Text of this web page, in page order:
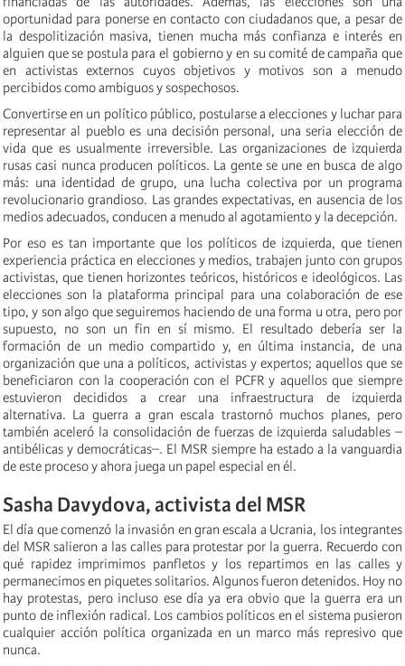
oportunidad para ponerse en contacto con ciudadanos que, a pesar de
la despolitización masiva, tienen mucha más confianza e interés en
alguien que se postula para el gobierno y en su comité de campaña que
en activistas externos cuyos objetivos y motivos son a menudo
percibidos como ambiguos y sospechosos.
Convertirse en un político público, postularse a elecciones y luchar para
representar al pueblo es una decisión personal, una seria elección de
vida que es usualmente irreversible. Las organizaciones de izquierda
rusas casi nunca producen políticos. La gente se une en busca de algo
más: una identidad de grupo, una lucha colectiva por un programa
revolucionario grandioso. Las grandes expectativas, en ausencia de los
medios adecuados, conducen a menudo al agotamiento y la decepción.
Por eso es tan importante que los políticos de izquierda, que tienen
experiencia práctica en elecciones y medios, trabajen junto con grupos
activistas, que tienen horizontes teóricos, históricos e ideológicos. Las
elecciones son la plataforma principal para una colaboración de ese
tipo, y son algo que seguiremos haciendo de una forma u otra, pero por
supuesto, no son un fin en sí mismo. El resultado debería ser la
formación de un medio compartido y, en última instancia, de una
organización que una a políticos, activistas y expertos; aquellos que se
beneficiaron con la cooperación con el PCFR y aquellos que siempre
estuvieron decididos a crear una infraestructura de izquierda
alternativa. La guerra a gran escala trastornó muchos planes, pero
también aceleró la consolidación de fuerzas de izquierda saludables –
antibélicas y democráticas–. El MSR siempre ha estado a la vanguardia
de este proceso y ahora juega un papel especial en él.
Sasha Davydova, activista del MSR
El día que comenzó la invasión en gran escala a Ucrania, los integrantes
del MSR salieron a las calles para protestar por la guerra. Recuerdo con
qué rapidez imprimimos panfletos y los repartimos en las calles y
permanecimos en piquetes solitarios. Algunos fueron detenidos. Hoy no
hay protestas, pero incluso ese día ya era obvio que la guerra era un
punto de inflexión radical. Los cambios políticos en el sistema pusieron
cualquier acción política organizada en un marco más represivo que
nunca.